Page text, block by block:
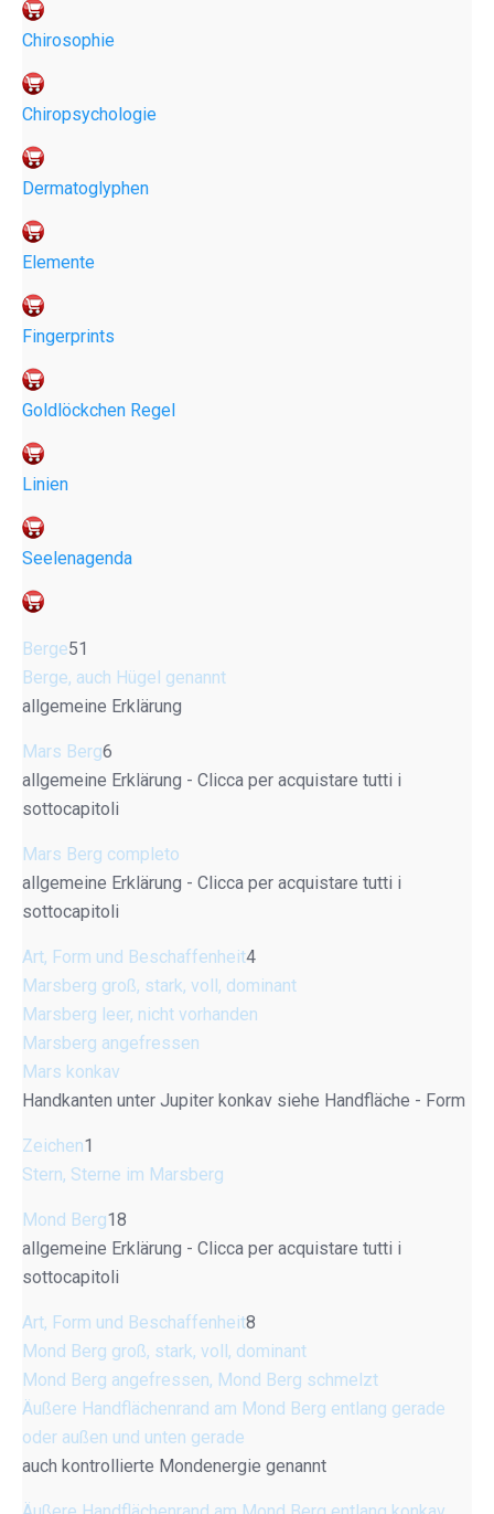
Chirosophie
Chiropsychologie
Dermatoglyphen
Elemente
Fingerprints
Goldlöckchen Regel
Linien
Seelenagenda
Berge51
Berge, auch Hügel genannt
allgemeine Erklärung
Mars Berg6
allgemeine Erklärung - Clicca per acquistare tutti i
sottocapitoli
Mars Berg completo
allgemeine Erklärung - Clicca per acquistare tutti i
sottocapitoli
Art, Form und Beschaffenheit4
Marsberg groß, stark, voll, dominant
Marsberg leer, nicht vorhanden
Marsberg angefressen
Mars konkav
Handkanten unter Jupiter konkav siehe Handfläche - Form
Zeichen1
Stern, Sterne im Marsberg
Mond Berg18
allgemeine Erklärung - Clicca per acquistare tutti i
sottocapitoli
Art, Form und Beschaffenheit8
Mond Berg groß, stark, voll, dominant
Mond Berg angefressen, Mond Berg schmelzt
Äußere Handflächenrand am Mond Berg entlang gerade
oder außen und unten gerade
auch kontrollierte Mondenergie genannt